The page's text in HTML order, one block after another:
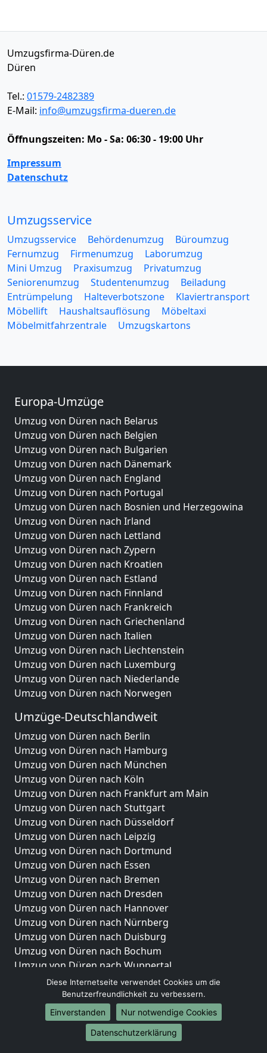
Umzugsfirma-Düren.de
Düren
Tel.: 01579-2482389
E-Mail: info@umzugsfirma-dueren.de
Öffnungszeiten: Mo - Sa: 06:30 - 19:00 Uhr
Impressum
Datenschutz
Umzugsservice
Umzugsservice Behördenumzug
Büroumzug
Fernumzug
Firmenumzug
Laborumzug
Mini Umzug
Praxisumzug
Privatumzug
Seniorenumzug
Studentenumzug
Beiladung
Entrümpelung
Halteverbotszone
Klaviertransport
Möbellift
Haushaltsauflösung
Möbeltaxi
Möbelmitfahrzentrale
Umzugskartons
Europa-Umzüge
Umzug von Düren nach Belarus
Umzug von Düren nach Belgien
Umzug von Düren nach Bulgarien
Umzug von Düren nach Dänemark
Umzug von Düren nach England
Umzug von Düren nach Portugal
Umzug von Düren nach Bosnien und Herzegowina
Umzug von Düren nach Irland
Umzug von Düren nach Lettland
Umzug von Düren nach Zypern
Umzug von Düren nach Kroatien
Umzug von Düren nach Estland
Umzug von Düren nach Finnland
Umzug von Düren nach Frankreich
Umzug von Düren nach Griechenland
Umzug von Düren nach Italien
Umzug von Düren nach Liechtenstein
Umzug von Düren nach Luxemburg
Umzug von Düren nach Niederlande
Umzug von Düren nach Norwegen
Umzüge-Deutschlandweit
Umzug von Düren nach Berlin
Umzug von Düren nach Hamburg
Umzug von Düren nach München
Umzug von Düren nach Köln
Umzug von Düren nach Frankfurt am Main
Umzug von Düren nach Stuttgart
Umzug von Düren nach Düsseldorf
Umzug von Düren nach Leipzig
Umzug von Düren nach Dortmund
Umzug von Düren nach Essen
Umzug von Düren nach Bremen
Umzug von Düren nach Dresden
Umzug von Düren nach Hannover
Umzug von Düren nach Nürnberg
Umzug von Düren nach Duisburg
Umzug von Düren nach Bochum
Umzug von Düren nach Wuppertal
Umzug von Düren nach Bielefeld
Umzug von Düren nach Bonn
Umzug von Düren nach Münster
Internationale-Umzüge
Diese Internetseite verwendet Cookies um die
Benutzerfreundlichkeit zu verbessern.
Einverstanden
Nur notwendige Cookies
Datenschutzerklärung